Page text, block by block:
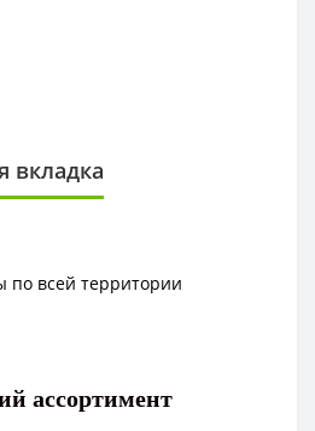
вкладка
по всей территории
ассортимент